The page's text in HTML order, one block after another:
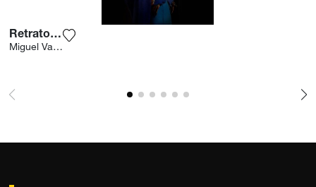
Retrato 45
Miguel Vallinas